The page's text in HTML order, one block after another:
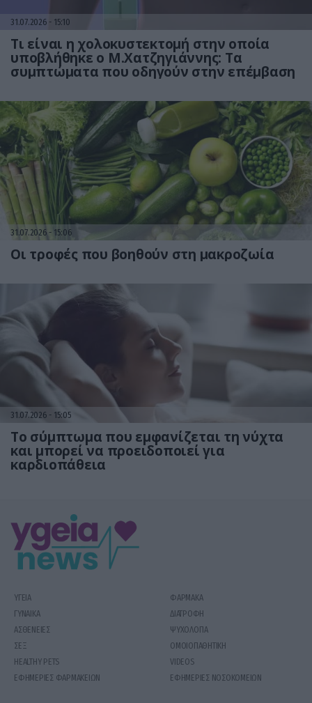
31.07.2026 15:10
Τι είναι η χολοκυστεκτομή στην οποία
υποβλήθηκε ο Μ.Χατζηγιάννης: Tα
συμπτώματα που οδηγούν στην επέμβαση
31.07.2026 15:06
Οι τροφές που βοηθούν στη μακροζωία
31.07.2026 15:05
Το σύμπτωμα που εμφανίζεται τη νύχτα
και μπορεί να προειδοποιεί για
καρδιοπάθεια
ΥΓΕΙΑ
ΦΑΡΜΑΚΑ
ΓΥΝΑΙΚΑ
ΔΙΑΤΡΟΦΗ
ΑΣΘΕΝΕΙΕΣ
ΨΥΧΟΛΟΓΙΑ
ΣΕΞ
ΟΜΟΙΟΠΑΘΗΤΙΚΗ
HEALTHY PETS
VIDEOS
ΕΦΗΜΕΡΙΕΣ ΦΑΡΜΑΚΕΙΩΝ
ΕΦΗΜΕΡΙΕΣ ΝΟΣΟΚΟΜΕΙΩΝ